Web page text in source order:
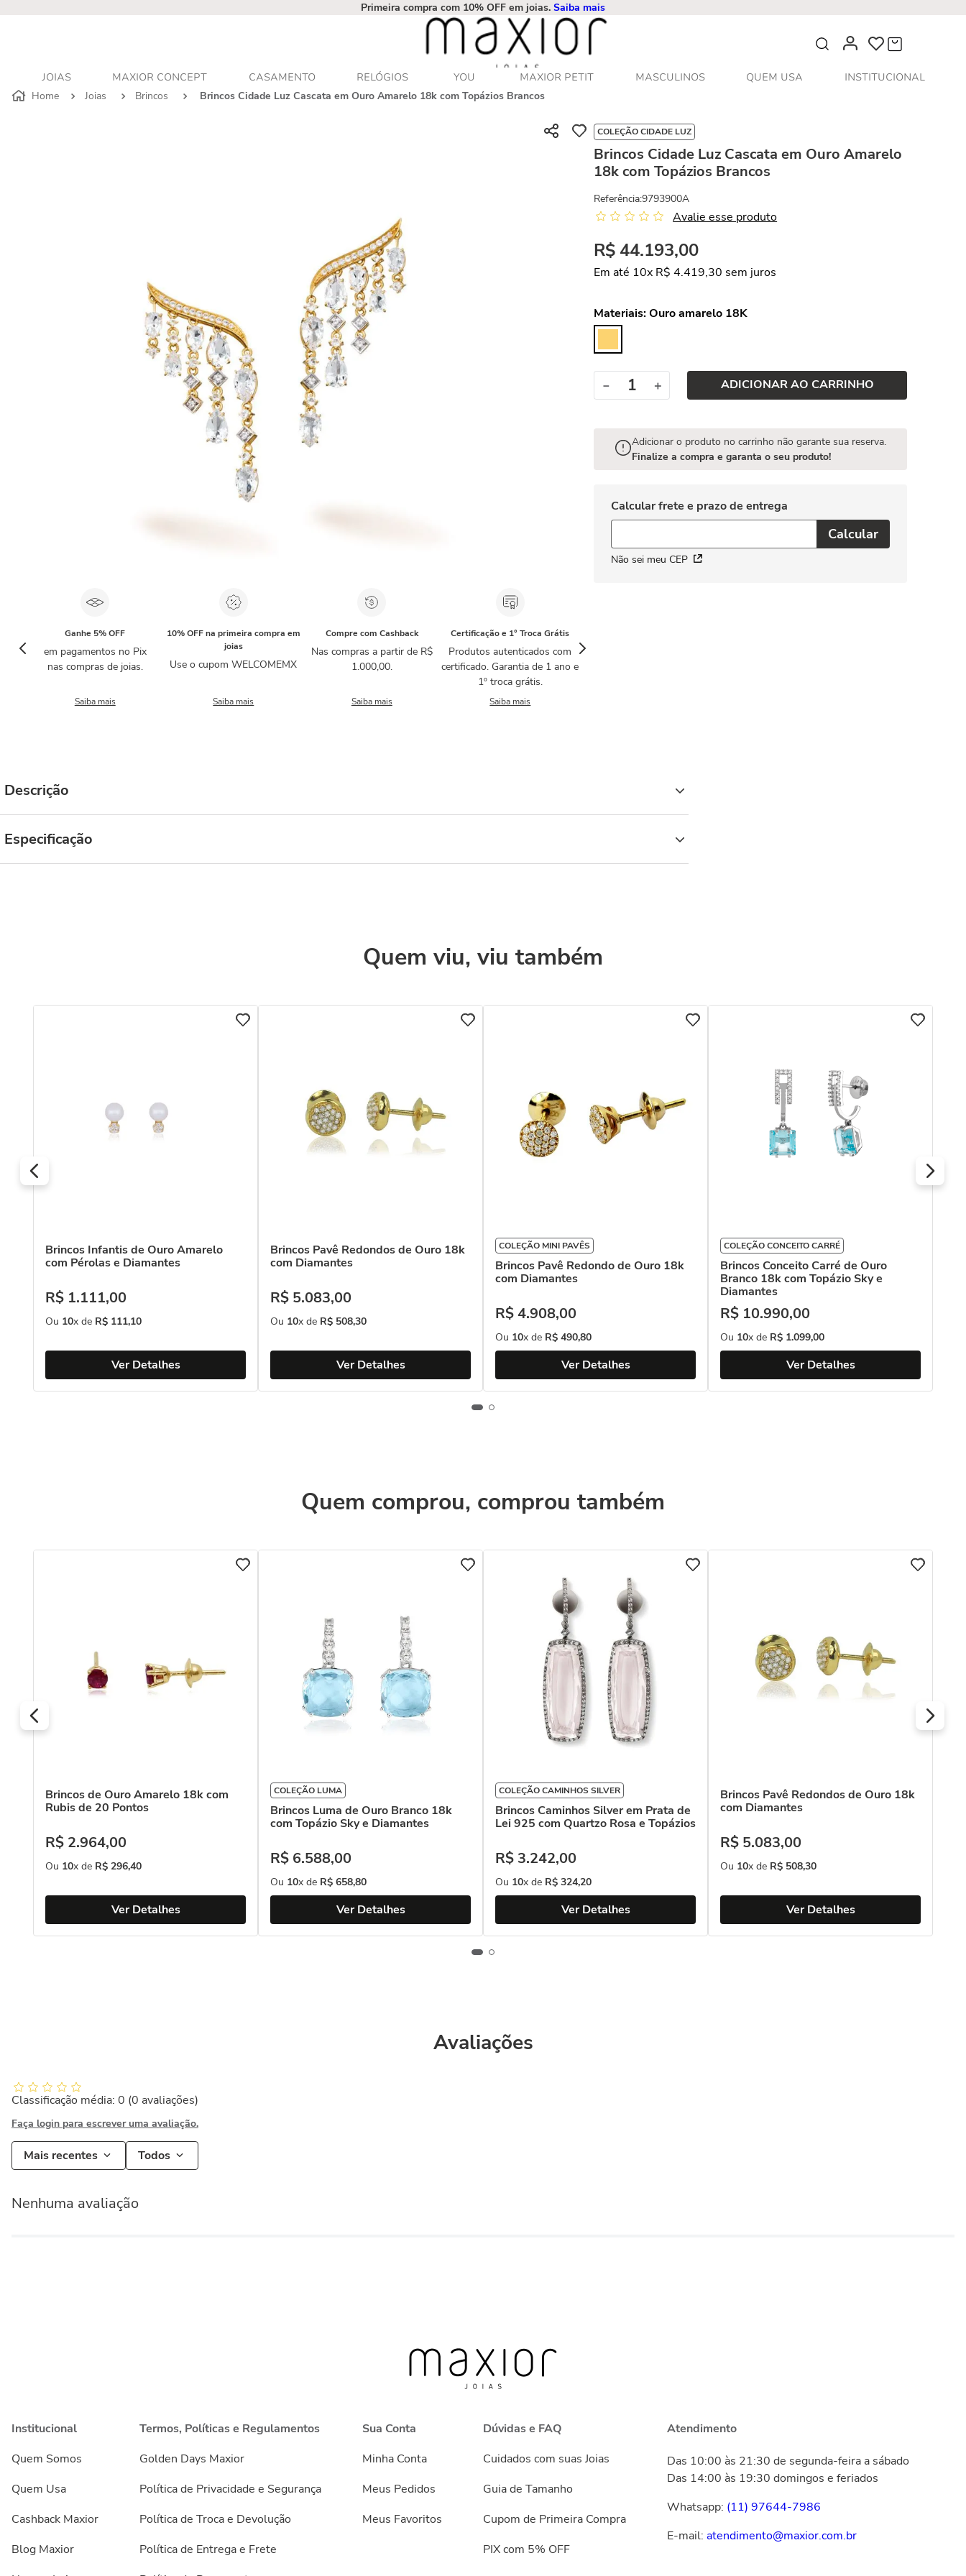
Primeira compra com 10% OFF em joias. Saiba mais
O que você procura?
JOIAS MAXIOR CONCEPT CASAMENTO RELÓGIOS YOU MAXIOR PETIT MASCULINOS QUEM USA
INSTITUCIONAL
Joias
Brincos Brincos Cidade Luz Cascata em Ouro Amarelo 18k com Topázios Brancos
Ganhe 5% OFF
em pagamentos no Pix
nas compras de joias.
Saiba mais
10% OFF na primeira compra em
joias
Use o cupom WELCOMEMX
Saiba mais
Compre com Cashback
Nas compras a partir de R$
1.000,00.
Saiba mais
Certificação e 1° Troca Grátis
Produtos autenticados com
certificado. Garantia de 1 ano e
1º troca grátis.
Saiba mais
COLEÇÃO CIDADE LUZ
Brincos Cidade Luz Cascata em Ouro Amarelo
18k com Topázios Brancos
Referência:9793900A
Avalie esse produto
R$ 44.193,00
Em até 10x R$ 4.419,30 sem juros
Materiais:Ouro amarelo 18K
＋
－ ADICIONAR AO CARRINHO
Adicionar o produto no carrinho não garante sua reserva.
Finalize a compra e garanta o seu produto!
Não sei meu CEP
Descrição
Especificação
Quem viu, viu também
Brincos Infantis de Ouro Amarelo
com Pérolas e Diamantes
R$ 1.111,00
Ou 10x de R$ 111,10
Ver Detalhes
Brincos Pavê Redondos de Ouro 18k
com Diamantes
R$ 5.083,00
Ou 10x de R$ 508,30
Ver Detalhes
COLEÇÃO MINI PAVÊS
Brincos Pavê Redondo de Ouro 18k
com Diamantes
R$4.908,00
Ou 10x de R$ 490,80
Ver Detalhes
COLEÇÃO CONCEITO CARRÉ
Brincos Conceito Carré de Ouro
Branco 18k com Topázio Sky e
Diamantes
R$ 10.990,00
Ou 10x de R$ 1.099,00
Ver Detalhes
Quem comprou, comprou também
Brincos de Ouro Amarelo 18k com
Rubis de 20 Pontos
R$ 2.964,00
Ou 10x de R$ 296,40
Ver Detalhes
COLEÇÃO LUMA
Brincos Luma de Ouro Branco 18k
com Topázio Sky e Diamantes
R$ 6.588,00
Ou 10x de R$ 658,80
Ver Detalhes
COLEÇÃO CAMINHOS SILVER
Brincos Caminhos Silver em Prata de
Lei 925 com Quartzo Rosa e Topázios
R$ 3.242,00
Ou 10x de R$ 324,20
Ver Detalhes
Brincos Pavê Redondos de Ouro 18k
com Diamantes
R$ 5.083,00
Ou 10x de R$ 508,30
Ver Detalhes
Avaliações
Classificação média: 0 (0 avaliações)
Faça login para escrever uma avaliação.
Mais recentes Todos
Nenhuma avaliação
Institucional
Quem Somos
Quem Usa
Cashback Maxior
Blog Maxior
Termos, Políticas e Regulamentos
Golden Days Maxior
Política de Privacidade e Segurança
Política de Troca e Devolução
Política de Entrega e Frete
Sua Conta
Minha Conta
Meus Pedidos
Meus Favoritos
Dúvidas e FAQ
Cuidados com suas Joias
Guia de Tamanho
Cupom de Primeira Compra
PIX com 5% OFF
Atendimento
Das 10:00 às 21:30 de segunda-feira a sábado
Das 14:00 às 19:30 domingos e feriados
Whatsapp: (11) 97644-7986
E-mail: atendimento@maxior.com.br